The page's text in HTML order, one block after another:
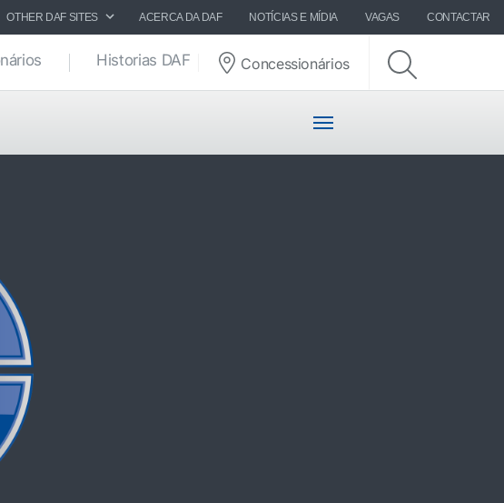
OTHER DAF SITES ACERCA DA DAF NOTÍCIAS E MÍDIA VAGAS CONTACTAR
Historias DAF Concessionários